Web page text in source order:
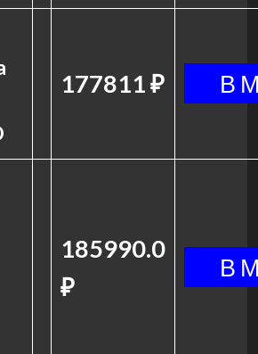
177811 ₽
185990.0
₽